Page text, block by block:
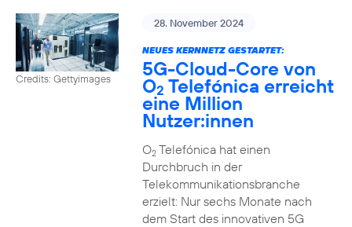
Credits: Gettyimages
28. November 2024
NEUES KERNNETZ GESTARTET:
5G-Cloud-Core von
O2 Telefónica erreicht
eine Million
Nutzer:innen
O2Telefónica hat einen
Durchbruch in der
Telekommunikationsbranche
erzielt: Nur sechs Monate nach
dem Start des innovativen 5G